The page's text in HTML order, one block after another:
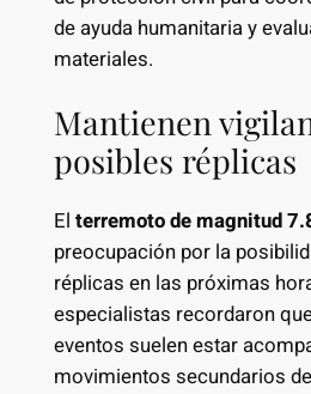
de ayuda humanitaria y
materiales.
Mantienen
posibles réplicas
El terremoto de magnitud
preocupación por la
réplicas en las próximas
especialistas recordaron
eventos suelen estar
movimientos secundarios